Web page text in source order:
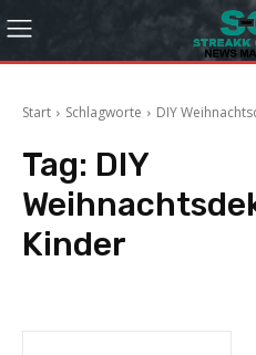
Start Schlagworte DIY
Tag: DIY
Kinder